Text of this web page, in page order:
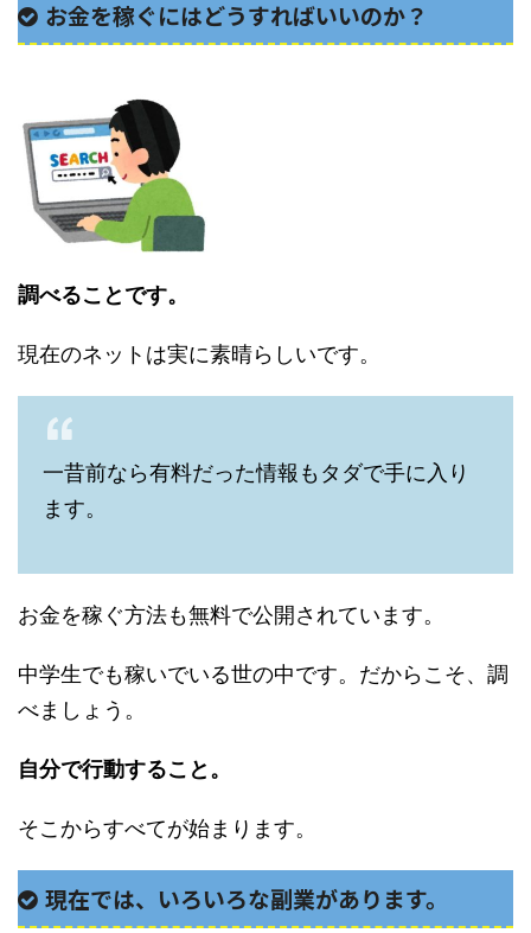
お金を稼ぐにはどうすればいいのか？
調べることです。
現在のネットは実に素晴らしいです。
一昔前なら有料だった情報もタダで手に入り
ます。
お金を稼ぐ方法も無料で公開されています。
中学生でも稼いでいる世の中です。だからこそ、調
べましょう。
自分で行動すること。
そこからすべてが始まります。
現在では、いろいろな副業があります。